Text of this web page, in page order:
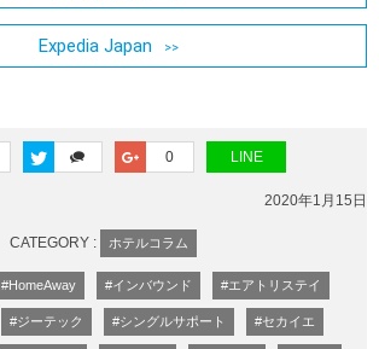
Expedia Japan
0 LINE
2020年1月15日
CATEGORY : ホテルコラム
#HomeAway #インバウンド #エアトリステイ
#ジーテック #シングルサポート #セカイエ